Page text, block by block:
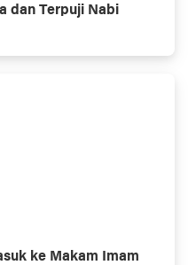
dan Terpuji Nabi
ke Makam Imam